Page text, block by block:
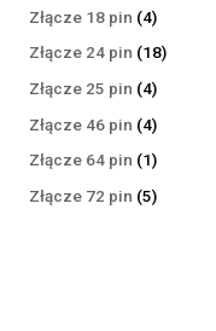
Złącze 18 pin 44
produkty
Złącze 24 pin 1818
Złącze 25 pin 44
produkty
Złącze 46 pin 44
produkty
Złącze 64 pin 11
produkt
Złącze 72 pin 55